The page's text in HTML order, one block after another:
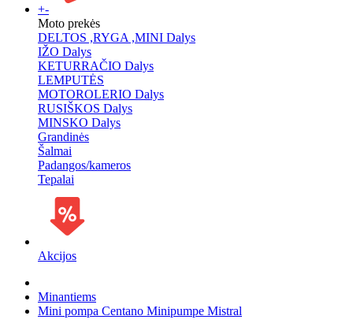
+-
Moto prekės
DELTOS ,RYGA ,MINI Dalys
IŽO Dalys
KETURRAČIO Dalys
LEMPUTĖS
MOTOROLERIO Dalys
RUSIŠKOS Dalys
MINSKO Dalys
Grandinės
Šalmai
Padangos/kameros
Tepalai
Akcijos
Minantiems
Mini pompa Centano Minipumpe Mistral